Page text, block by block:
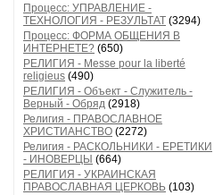
Процесс: УПРАВЛЕНИЕ -
ТЕХНОЛОГИЯ - РЕЗУЛЬТАТ (3294)
Процесс: ФОРМА ОБЩЕНИЯ В
ИНТЕРНЕТЕ? (650)
РЕЛИГИЯ - Messe pour la liberté
religieus (490)
РЕЛИГИЯ - Объект - Служитель -
Верный - Обряд (2918)
Религия - ПРАВОСЛАВНОЕ
ХРИСТИАНСТВО (2272)
Религия - РАСКОЛЬНИКИ - ЕРЕТИКИ
- ИНОВЕРЦЫ (664)
РЕЛИГИЯ - УКРАИНСКАЯ
ПРАВОСЛАВНАЯ ЦЕРКОВЬ (103)